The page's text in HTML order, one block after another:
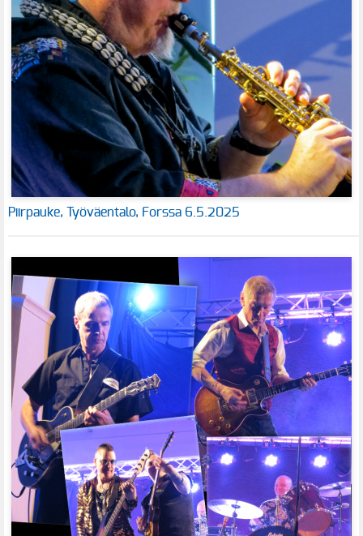
Piirpauke, Työväentalo, Forssa 6.5.2025